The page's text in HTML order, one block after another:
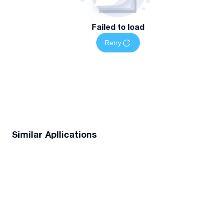
Failed to load
Retry
Similar Apllications